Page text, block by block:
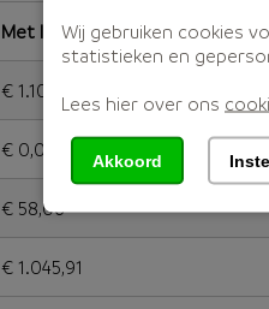
Met loonheffingskorting
€ 1.103,97
€ 0,00
€ 58,06
€ 1.045,91
Wij gebruiken cookies
statistieken en
Lees hier over ons
Akkoord